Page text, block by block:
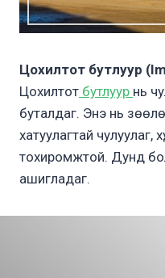
Цохилтот бутлуур
Цохилтот бутлуур нь
буталдаг. Энэ нь
хатуулагтай чулуулаг,
тохиромжтой. Дунд
ашигладаг.